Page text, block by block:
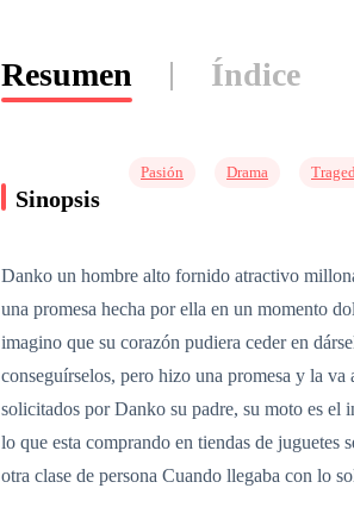
Resumen Índice
Sinopsis
Pasión Drama
Danko un hombre alto fornido atractivo
una promesa hecha por ella en un momento
imagino que su corazón pudiera ceder en
conseguírselos, pero hizo una promesa y la
solicitados por Danko su padre, su moto es el
lo que esta comprando en tiendas de juguetes
otra clase de persona Cuando llegaba con lo